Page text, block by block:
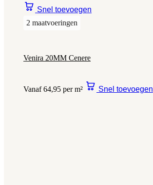
Snel toevoegen
2 maatvoeringen
Venira 20MM Cenere
Vanaf 64,95 per m² Snel toevoegen